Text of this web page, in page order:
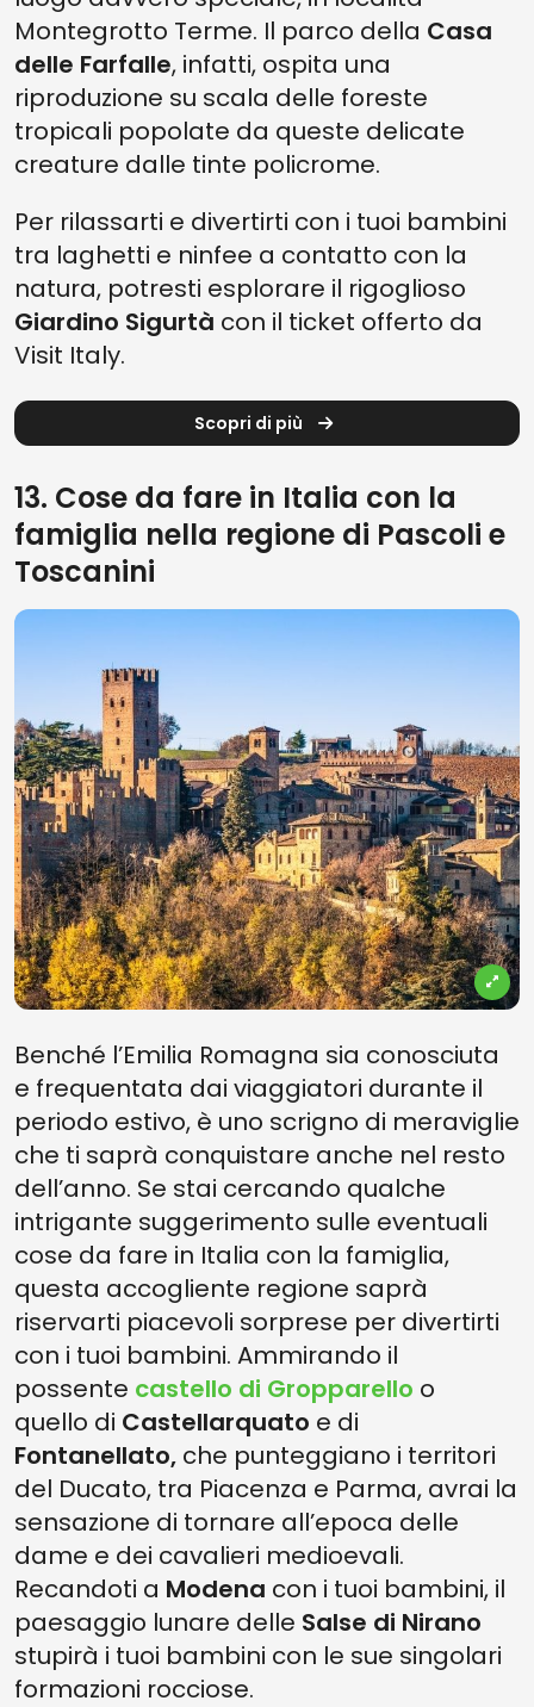
Montegrotto Terme. Il parco della Casa
delle Farfalle, infatti, ospita una
riproduzione su scala delle foreste
tropicali popolate da queste delicate
creature dalle tinte policrome.
Per rilassarti e divertirti con i tuoi bambini
tra laghetti e ninfee a contatto con la
natura, potresti esplorare il rigoglioso
Giardino Sigurtà con il ticket offerto da
Visit Italy.
Scopri di più
13. Cose da fare in Italia con la
famiglia nella regione di Pascoli e
Toscanini
Benché l’Emilia Romagna sia conosciuta
e frequentata dai viaggiatori durante il
periodo estivo, è uno scrigno di meraviglie
che ti saprà conquistare anche nel resto
dell’anno. Se stai cercando qualche
intrigante suggerimento sulle eventuali
cose da fare in Italia con la famiglia,
questa accogliente regione saprà
riservarti piacevoli sorprese per divertirti
con i tuoi bambini. Ammirando il
possente castello di Gropparello o
quello di Castellarquato e di
Fontanellato, che punteggiano i territori
del Ducato, tra Piacenza e Parma, avrai la
sensazione di tornare all’epoca delle
dame e dei cavalieri medioevali.
Recandoti a Modena con i tuoi bambini, il
paesaggio lunare delle Salse di Nirano
stupirà i tuoi bambini con le sue singolari
formazioni rocciose.